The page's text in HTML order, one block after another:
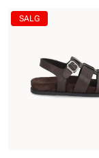
SALG